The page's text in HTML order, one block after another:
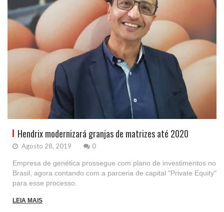
Hendrix modernizará granjas de matrizes até 2020
Agosto 28, 2019 0
Empresa de genética prossegue com plano de investimentos no
Brasil, agora contando com a parceria de capital "Private Equity"
para esse processo.
LEIA MAIS